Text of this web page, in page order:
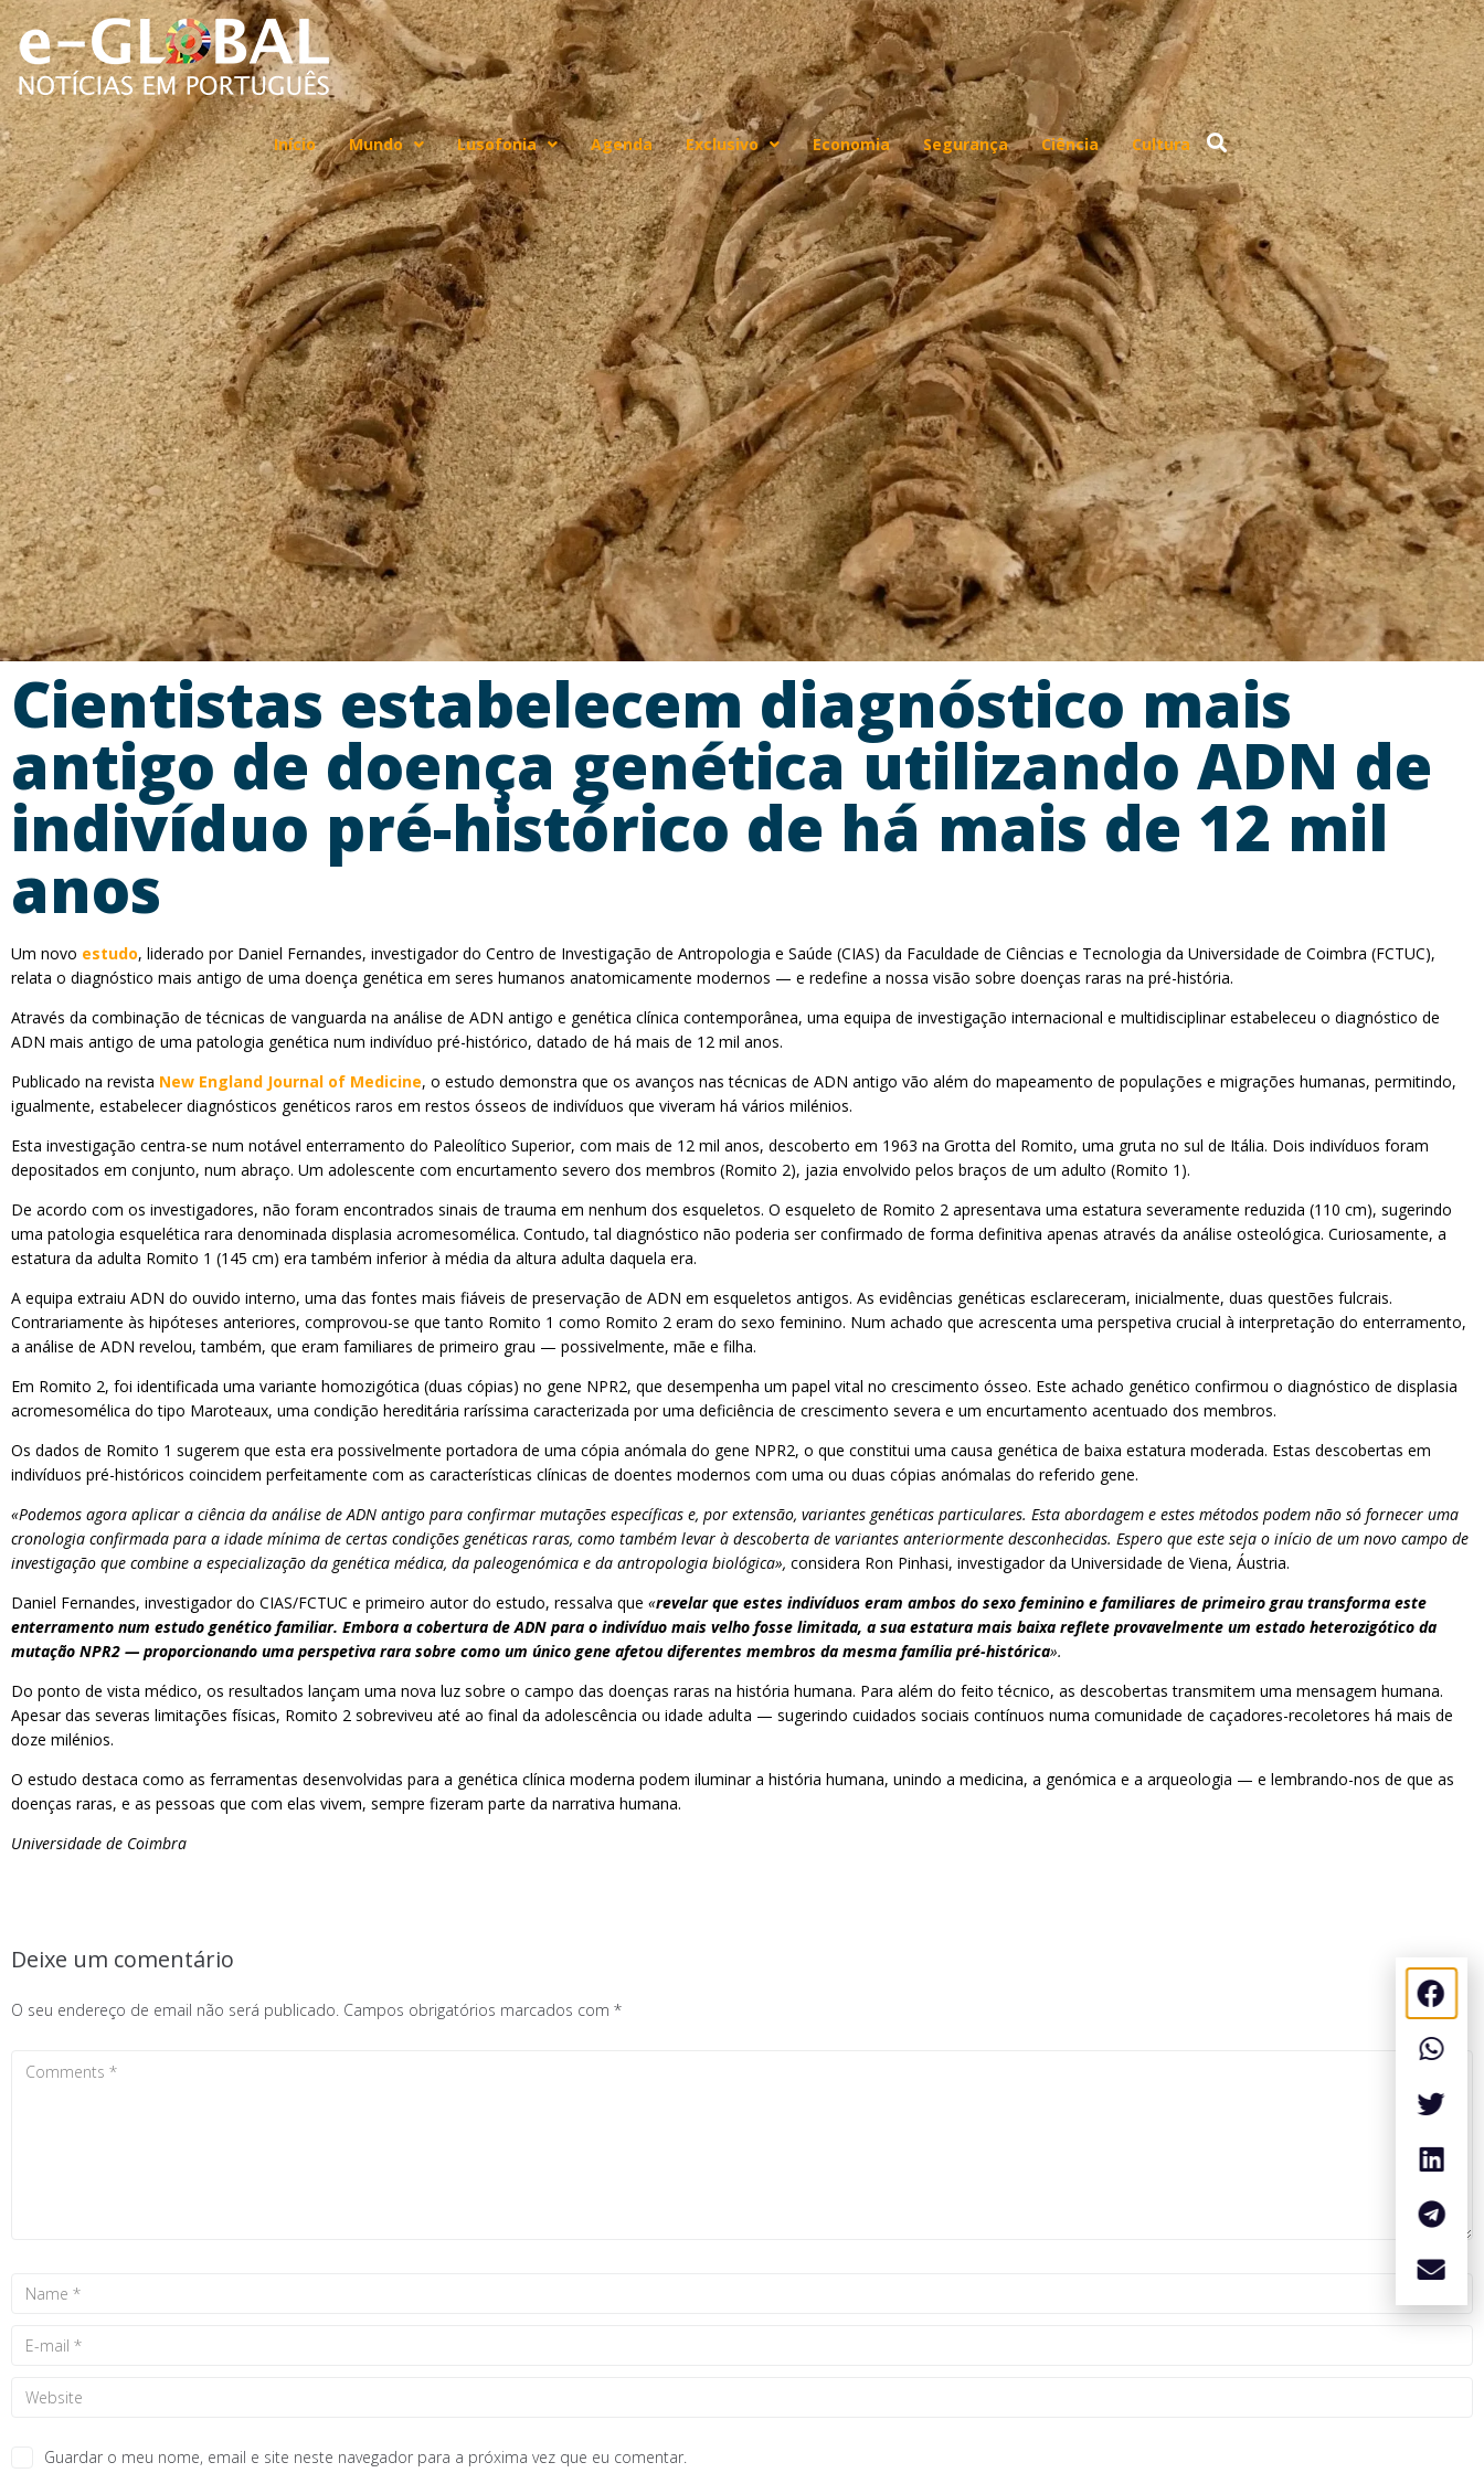
Início Mundo Lusofonia Agenda Exclusivo Economia Segurança Ciência Cultura
Cientistas estabelecem diagnóstico mais
antigo de doença genética utilizando ADN de
indivíduo pré-histórico de há mais de 12 mil
anos
Um novo estudo, liderado por Daniel Fernandes, investigador do Centro de Investigação de Antropologia e Saúde (CIAS) da Faculdade de Ciências e Tecnologia da Universidade de Coimbra (FCTUC),
relata o diagnóstico mais antigo de uma doença genética em seres humanos anatomicamente modernos — e redefine a nossa visão sobre doenças raras na pré-história.
Através da combinação de técnicas de vanguarda na análise de ADN antigo e genética clínica contemporânea, uma equipa de investigação internacional e multidisciplinar estabeleceu o diagnóstico de
ADN mais antigo de uma patologia genética num indivíduo pré-histórico, datado de há mais de 12 mil anos.
Publicado na revista New England Journal of Medicine, o estudo demonstra que os avanços nas técnicas de ADN antigo vão além do mapeamento de populações e migrações humanas, permitindo,
igualmente, estabelecer diagnósticos genéticos raros em restos ósseos de indivíduos que viveram há vários milénios.
Esta investigação centra-se num notável enterramento do Paleolítico Superior, com mais de 12 mil anos, descoberto em 1963 na Grotta del Romito, uma gruta no sul de Itália. Dois indivíduos foram
depositados em conjunto, num abraço. Um adolescente com encurtamento severo dos membros (Romito 2), jazia envolvido pelos braços de um adulto (Romito 1).
De acordo com os investigadores, não foram encontrados sinais de trauma em nenhum dos esqueletos. O esqueleto de Romito 2 apresentava uma estatura severamente reduzida (110 cm), sugerindo
uma patologia esquelética rara denominada displasia acromesomélica. Contudo, tal diagnóstico não poderia ser confirmado de forma definitiva apenas através da análise osteológica. Curiosamente, a
estatura da adulta Romito 1 (145 cm) era também inferior à média da altura adulta daquela era.
A equipa extraiu ADN do ouvido interno, uma das fontes mais fiáveis de preservação de ADN em esqueletos antigos. As evidências genéticas esclareceram, inicialmente, duas questões fulcrais.
Contrariamente às hipóteses anteriores, comprovou-se que tanto Romito 1 como Romito 2 eram do sexo feminino. Num achado que acrescenta uma perspetiva crucial à interpretação do enterramento,
a análise de ADN revelou, também, que eram familiares de primeiro grau — possivelmente, mãe e filha.
Em Romito 2, foi identificada uma variante homozigótica (duas cópias) no gene NPR2, que desempenha um papel vital no crescimento ósseo. Este achado genético confirmou o diagnóstico de displasia
acromesomélica do tipo Maroteaux, uma condição hereditária raríssima caracterizada por uma deficiência de crescimento severa e um encurtamento acentuado dos membros.
Os dados de Romito 1 sugerem que esta era possivelmente portadora de uma cópia anómala do gene NPR2, o que constitui uma causa genética de baixa estatura moderada. Estas descobertas em
indivíduos pré-históricos coincidem perfeitamente com as características clínicas de doentes modernos com uma ou duas cópias anómalas do referido gene.
«Podemos agora aplicar a ciência da análise de ADN antigo para confirmar mutações específicas e, por extensão, variantes genéticas particulares. Esta abordagem e estes métodos podem não só fornecer uma
cronologia confirmada para a idade mínima de certas condições genéticas raras, como também levar à descoberta de variantes anteriormente desconhecidas. Espero que este seja o início de um novo campo de
investigação que combine a especialização da genética médica, da paleogenómica e da antropologia biológica», considera Ron Pinhasi, investigador da Universidade de Viena, Áustria.
Daniel Fernandes, investigador do CIAS/FCTUC e primeiro autor do estudo, ressalva que «revelar que estes indivíduos eram ambos do sexo feminino e familiares de primeiro grau transforma este
enterramento num estudo genético familiar. Embora a cobertura de ADN para o indivíduo mais velho fosse limitada, a sua estatura mais baixa reflete provavelmente um estado heterozigótico da
mutação NPR2 — proporcionando uma perspetiva rara sobre como um único gene afetou diferentes membros da mesma família pré-histórica».
Do ponto de vista médico, os resultados lançam uma nova luz sobre o campo das doenças raras na história humana. Para além do feito técnico, as descobertas transmitem uma mensagem humana.
Apesar das severas limitações físicas, Romito 2 sobreviveu até ao final da adolescência ou idade adulta — sugerindo cuidados sociais contínuos numa comunidade de caçadores-recoletores há mais de
doze milénios.
O estudo destaca como as ferramentas desenvolvidas para a genética clínica moderna podem iluminar a história humana, unindo a medicina, a genómica e a arqueologia — e lembrando-nos de que as
doenças raras, e as pessoas que com elas vivem, sempre fizeram parte da narrativa humana.
Universidade de Coimbra
Deixe um comentário
O seu endereço de email não será publicado. Campos obrigatórios marcados com *
Guardar o meu nome, email e site neste navegador para a próxima vez que eu comentar.